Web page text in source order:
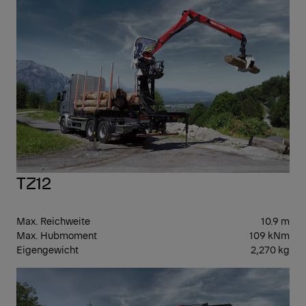
TZ12
Max. Reichweite
10.9 m
Max. Hubmoment
109 kNm
Eigengewicht
2,270 kg